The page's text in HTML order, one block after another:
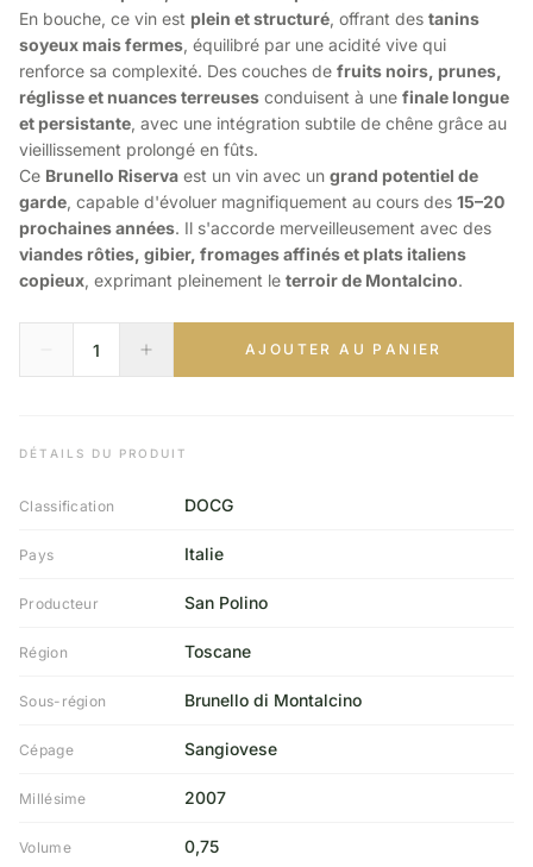
En bouche, ce vin est plein et structuré, offrant des tanins
soyeux mais fermes, équilibré par une acidité vive qui
renforce sa complexité. Des couches de fruits noirs, prunes,
réglisse et nuances terreuses conduisent à une finale longue
et persistante, avec une intégration subtile de chêne grâce au
vieillissement prolongé en fûts.
Ce Brunello Riserva est un vin avec un grand potentiel de
garde, capable d'évoluer magnifiquement au cours des 15–20
prochaines années. Il s'accorde merveilleusement avec des
viandes rôties, gibier, fromages affinés et plats italiens
copieux, exprimant pleinement le terroir de Montalcino.
AJOUTER AU PANIER
DÉTAILS DU PRODUIT
Classification DOCG
Pays Italie
Producteur San Polino
Région Toscane
Sous-région Brunello di Montalcino
Cépage Sangiovese
Millésime 2007
Volume 0,75